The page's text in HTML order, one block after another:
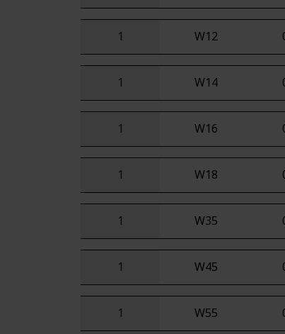
1 W12
1 W14
1 W16
1 W18
1 W35
1 W45
1 W55